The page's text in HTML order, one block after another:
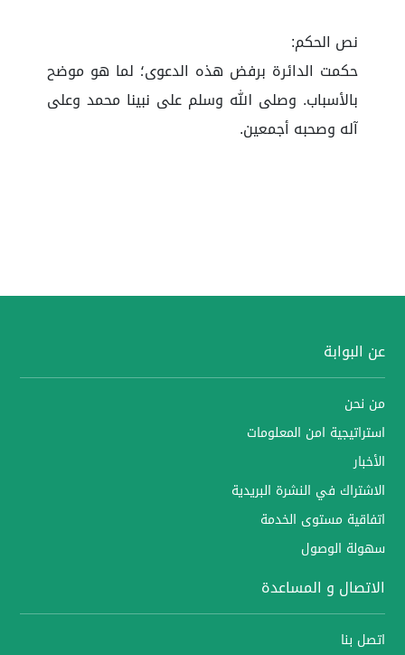
نص الحكم:
حكمت الدائرة برفض هذه الدعوى؛ لما هو موضح
بالأسباب. وصلى الله وسلم على نبينا محمد وعلى
آله وصحبه أجمعين.
عن البوابة
من نحن
استراتيجية امن المعلومات
الأخبار
الاشتراك في النشرة البريدية
اتفاقية مستوى الخدمة
سهولة الوصول
الاتصال و المساعدة
اتصل بنا